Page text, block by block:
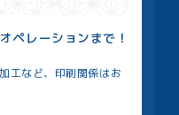
ペレーションまで！
工など、印刷関係はお